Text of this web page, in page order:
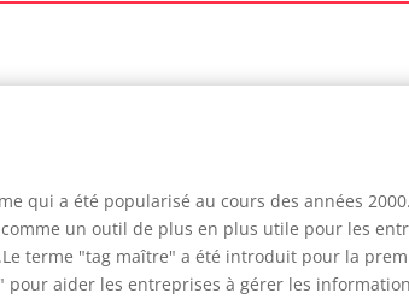
qui a été popularisé au cours des années
un outil de plus en plus utile pour les
terme "tag maître" a été introduit pour la
pour aider les entreprises à gérer les